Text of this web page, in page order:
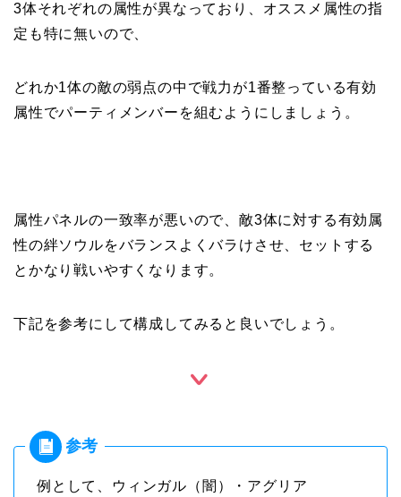
3体それぞれの属性が異なっており、オススメ属性の指
定も特に無いので、
どれか1体の敵の弱点の中で戦力が1番整っている有効
属性でパーティメンバーを組むようにしましょう。
属性パネルの一致率が悪いので、敵3体に対する有効属
性の絆ソウルをバランスよくバラけさせ、セットする
とかなり戦いやすくなります。
下記を参考にして構成してみると良いでしょう。
例として、ウィンガル（闇）・アグリア